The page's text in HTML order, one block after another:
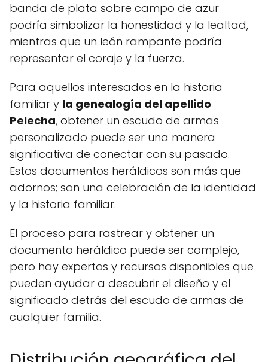
banda de plata sobre campo de azur
podría simbolizar la honestidad y la lealtad,
mientras que un león rampante podría
representar el coraje y la fuerza.
Para aquellos interesados en la historia
familiar y la genealogía del apellido
Pelecha, obtener un escudo de armas
personalizado puede ser una manera
significativa de conectar con su pasado.
Estos documentos heráldicos son más que
adornos; son una celebración de la identidad
y la historia familiar.
El proceso para rastrear y obtener un
documento heráldico puede ser complejo,
pero hay expertos y recursos disponibles que
pueden ayudar a descubrir el diseño y el
significado detrás del escudo de armas de
cualquier familia.